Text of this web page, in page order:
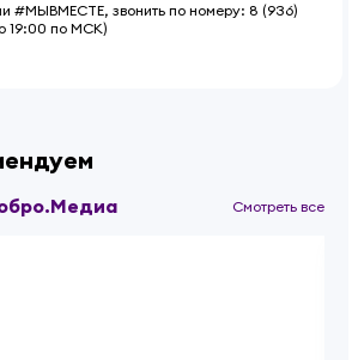
#МЫВМЕСТЕ, звонить по номеру: 8 (936)
19:00 по МСК)
Смотреть все